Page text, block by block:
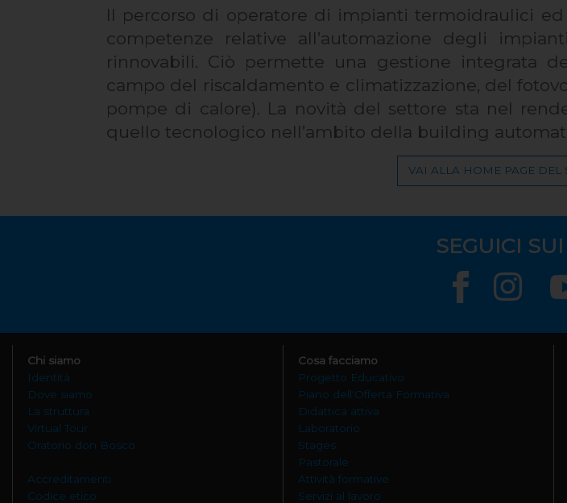
Il percorso di operatore di impianti termoidraulici
competenze relative all’automazione degli
rinnovabili. Ciò permette una gestione integrata
campo del riscaldamento e climatizzazione, del
pompe di calore). La novità del settore sta nel
quello tecnologico nell’ambito della building
VAI ALLA HOME PAGE DEL
SEGUICI
Chi siamo
Identità
Dove siamo
La struttura
Virtual Tour
Oratorio don Bosco
Accreditamenti
Codice etico
Cosa facciamo
Progetto Educativo
Piano dell'Offerta Formativa
Didattica attiva
Laboratorio
Stages
Pastorale
Attività formative
Servizi al lavoro